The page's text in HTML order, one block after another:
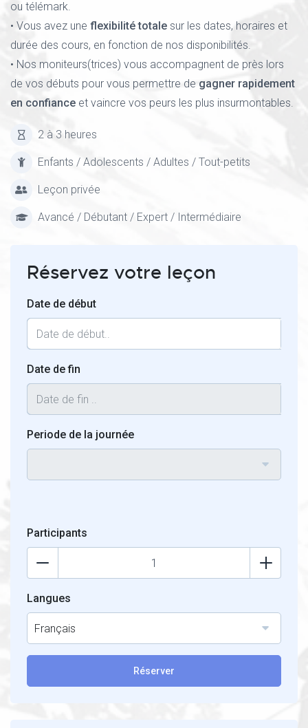
ou télémark.
• Vous avez une flexibilité totale sur les dates, horaires et
durée des cours, en fonction de nos disponibilités.
• Nos moniteurs(trices) vous accompagnent de près lors
de vos débuts pour vous permettre de gagner rapidement
en confiance et vaincre vos peurs les plus insurmontables.
2 à 3 heures
Enfants / Adolescents / Adultes / Tout-petits
Leçon privée
Avancé / Débutant / Expert / Intermédiaire
Réservez votre leçon
Date de début
Date de fin
Periode de la journée
Participants
Langues
Français
Réserver